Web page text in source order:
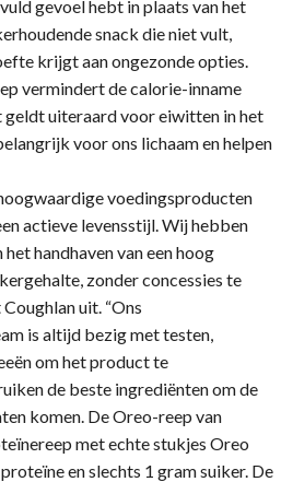
gevoel hebt in plaats van het
snack die niet vult,
krijgt aan ongezonde opties.
vermindert de calorie-inname
geldt uiteraard voor eiwitten in het
voor ons lichaam en helpen
voedingsproducten
actieve levensstijl. Wij hebben
handhaven van een hoog
zonder concessies te
uit. “Ons
is altijd bezig met testen,
om het product te
de beste ingrediënten om de
komen. De Oreo-reep van
met echte stukjes Oreo
en slechts 1 gram suiker. De